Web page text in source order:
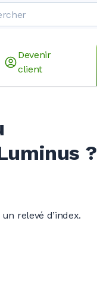
Devenir
client
?
relevé d’index.